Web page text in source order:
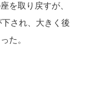
を取り戻すが、
され、大きく後
た。